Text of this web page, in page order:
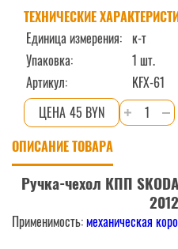
ТЕХНИЧЕСКИЕ
Единица измерения: к-т
Упаковка:
1 шт.
Артикул:
KFX-61
45 BYN
Количество
товара
КПП
SKODA
SUPERB
ОПИСАНИЕ ТОВАРА
Ручка-чехол КПП
Применимость:механическая